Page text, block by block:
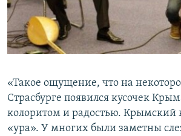
«Такое ощущение, что на
Страсбурге появился кусочек
колоритом и радостью. Крымский
«ура». У многих были заметны